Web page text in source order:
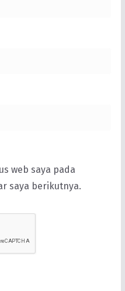
web saya pada
saya berikutnya.